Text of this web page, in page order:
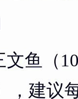
文鱼（
，建议